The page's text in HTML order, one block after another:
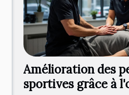
Amélioration des
sportives grâce à